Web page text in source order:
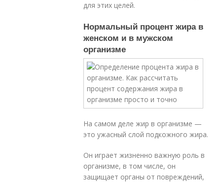
для этих целей.
Нормальный процент жира в
женском и в мужском
организме
На самом деле жир в организме —
это ужасный слой подкожного жира.
Он играет жизненно важную роль в
организме, в том числе, он
защищает органы от повреждений,